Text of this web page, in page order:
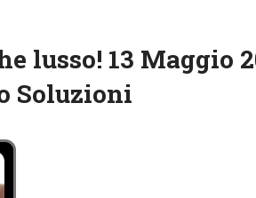
lusso! 13 Maggio
Soluzioni